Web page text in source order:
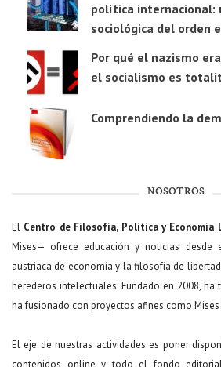
política internacional:
sociológica del orden
Por qué el nazismo
el socialismo es
Comprendiendo la
NOSOTROS
El Centro de Filosofía, Política y Economía
Mises— ofrece educación y noticias desde
austriaca de economía y la filosofía de
herederos intelectuales. Fundado en 2008,
ha fusionado con proyectos afines como
El eje de nuestras actividades es poner
contenidos online y todo el fondo